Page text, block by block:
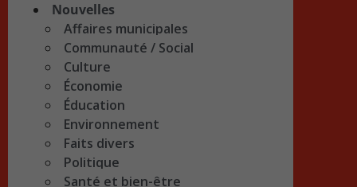
Nouvelles
Affaires municipales
Communauté / Social
Culture
Économie
Éducation
Environnement
Faits divers
Politique
Santé et bien-être